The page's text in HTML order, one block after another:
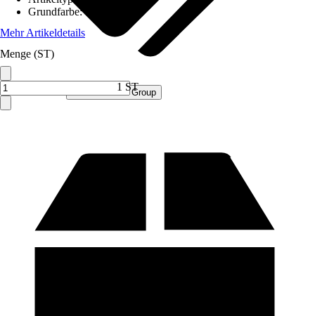
Verkauf durch: Procommerce Group
Grundfarbe:
Mehr Artikeldetails
Menge (ST)
1 ST